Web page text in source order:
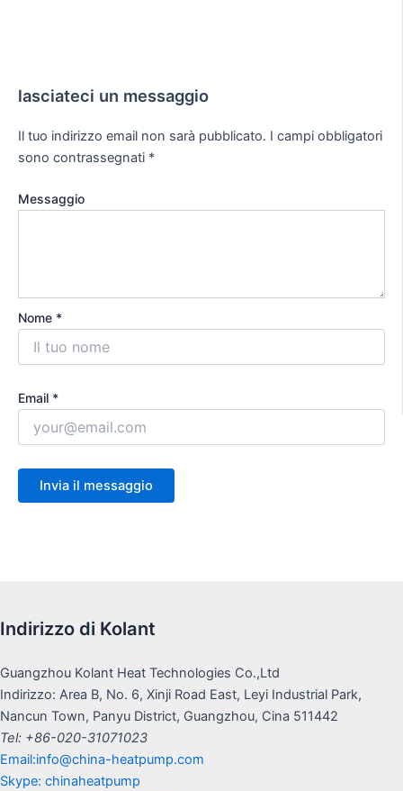
lasciateci un messaggio
Il tuo indirizzo email non sarà pubblicato. I campi obbligatori
sono contrassegnati *
Messaggio
Nome *
Email *
Indirizzo di Kolant
Guangzhou Kolant Heat Technologies Co.,Ltd
Indirizzo: Area B, No. 6, Xinji Road East, Leyi Industrial Park,
Nancun Town, Panyu District, Guangzhou, Cina 511442
Tel: +86-020-31071023
Email:info@china-heatpump.com
Skype: chinaheatpump